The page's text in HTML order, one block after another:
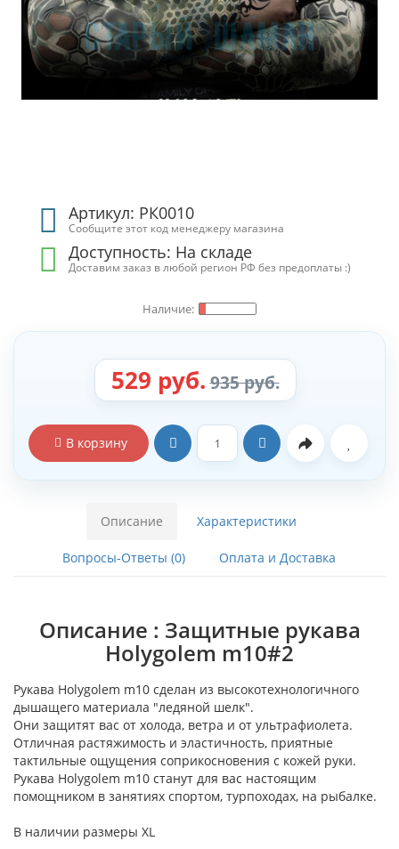
Артикул: РК0010
Сообщите этот код менеджеру магазина
Доступность: На складе
Доставим заказ в любой регион РФ без предоплаты :)
529 руб. 935 руб.
В корзину
Описание Характеристики
Вопросы-Ответы (0) Оплата и Доставка
Описание : Защитные рукава
Holygolem m10#2
Рукава Holygolem m10 сделан из высокотехнологичного
дышащего материала "ледяной шелк".
Они защитят вас от холода, ветра и от ультрафиолета.
Отличная растяжимость и эластичность, приятные
тактильные ощущения соприкосновения с кожей руки.
Рукава Holygolem m10 станут для вас настоящим
помощником в занятиях спортом, турпоходах, на рыбалке.
В наличии размеры XL